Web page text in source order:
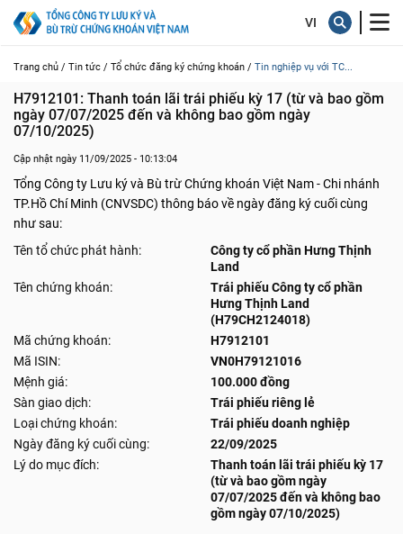
Trang chủ / Tin tức / Tổ chức đăng ký chứng khoán / Tin nghiệp vụ với TC...
H7912101: Thanh toán lãi trái phiếu kỳ 17 (từ và bao gồm
ngày 07/07/2025 đến và không bao gồm ngày
07/10/2025)
Cập nhật ngày 11/09/2025 - 10:13:04
Tổng Công ty Lưu ký và Bù trừ Chứng khoán Việt Nam - Chi nhánh
TP.Hồ Chí Minh (CNVSDC) thông báo về ngày đăng ký cuối cùng
như sau:
Tên tổ chức phát hành:
Công ty cổ phần Hưng Thịnh
Land
Tên chứng khoán:
Trái phiếu Công ty cổ phần
Hưng Thịnh Land
(H79CH2124018)
Mã chứng khoán:
H7912101
Mã ISIN:
VN0H79121016
Mệnh giá:
100.000 đồng
Sàn giao dịch:
Trái phiếu riêng lẻ
Loại chứng khoán:
Trái phiếu doanh nghiệp
Ngày đăng ký cuối cùng:
22/09/2025
Lý do mục đích:
Thanh toán lãi trái phiếu kỳ 17
(từ và bao gồm ngày
07/07/2025 đến và không bao
gồm ngày 07/10/2025)